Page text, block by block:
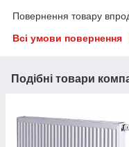
Повернення товару
Всі умови повернення
Подібні товари